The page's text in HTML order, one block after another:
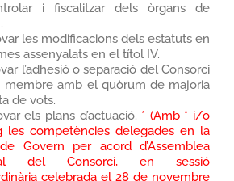
i fiscalitzar dels òrgans de
les modificacions dels estatuts en
assenyalats en el títol IV.
l’adhesió o separació del Consorci
membre amb el quòrum de majoria
de vots.
els plans d’actuació. * (Amb * i/o
les competències delegades en la
Govern per acord d’Assemblea
del Consorci, en sessió
celebrada el 28 de novembre